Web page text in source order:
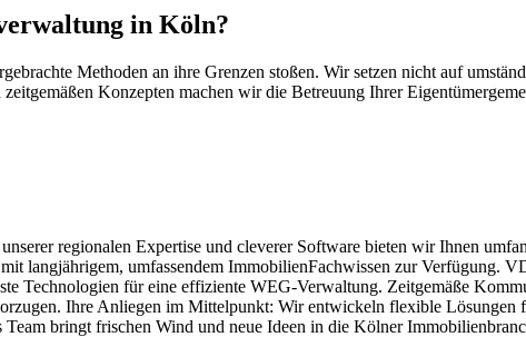
in Köln?
Methoden an ihre Grenzen stoßen. Wir setzen nicht auf
Konzepten machen wir die Betreuung Ihrer
regionalen Expertise und cleverer Software bieten wir Ihnen
langjährigem, umfassendem ImmobilienFachwissen zur Verfügung.
Technologien für eine effiziente WEG-Verwaltung. Zeitgemäße
Ihre Anliegen im Mittelpunkt: Wir entwickeln flexible Lösungen
bringt frischen Wind und neue Ideen in die Kölner